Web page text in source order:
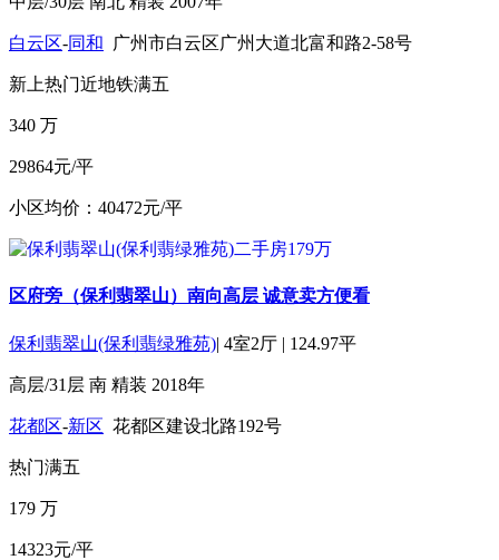
白云区-同和 广州市白云区广州大道北富和路2-58号
新上热门近地铁满五
340 万
29864元/平
小区均价：40472元/平
区府旁（保利翡翠山）南向高层 诚意卖方便看
保利翡翠山(保利翡绿雅苑)| 4室2厅 | 124.97平
高层/31层 南 精装 2018年
花都区-新区 花都区建设北路192号
热门满五
179 万
14323元/平